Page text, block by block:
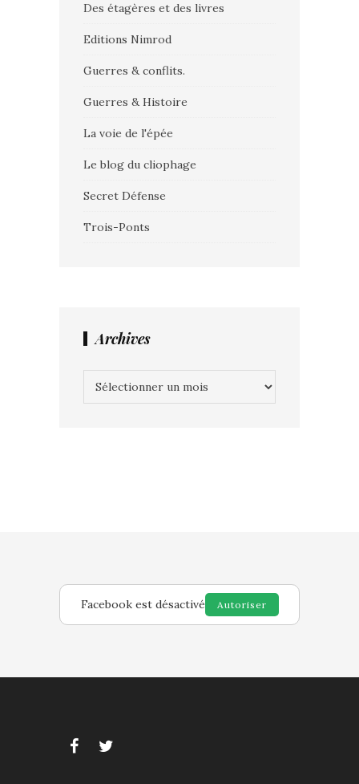
Des étagères et des livres
Editions Nimrod
Guerres & conflits.
Guerres & Histoire
La voie de l'épée
Le blog du cliophage
Secret Défense
Trois-Ponts
Archives
Facebook est désactivé Autoriser